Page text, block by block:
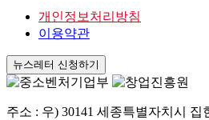
개인정보처리방침
이용약관
뉴스레터 신청하기
주소 : 우) 30141 세종특별자치시 집